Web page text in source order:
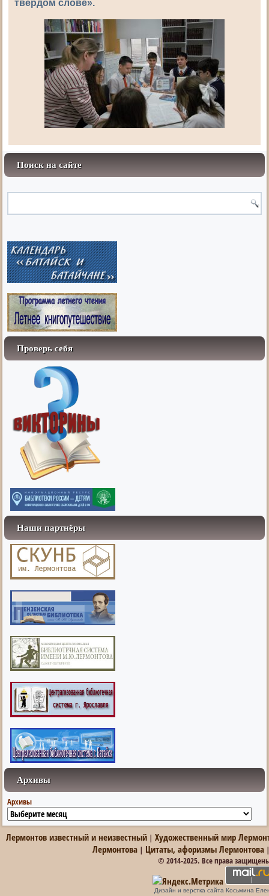
твёрдом слове».
Поиск на сайте
Проверь себя
Наши партнёры
Архивы
Архивы
Лермонтов известный и неизвестный |Художественный мир
Лермонтова | Цитаты, афоризмы Лермонтова
© 2014-2025. Все права
Дизайн и верстка сайта Косьмина